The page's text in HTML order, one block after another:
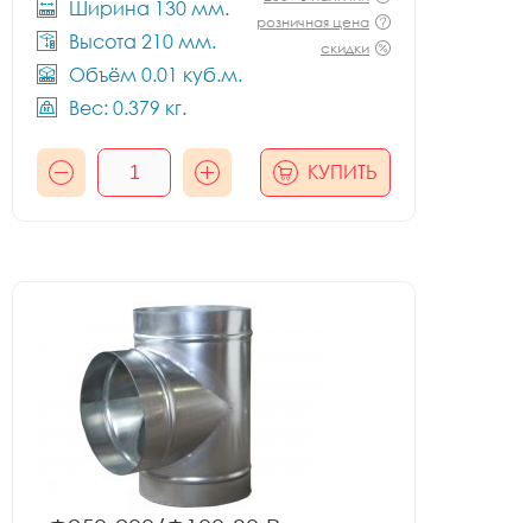
Ширина 130 мм.
Высота 210 мм.
Объём 0.01 куб.м.
Вес: 0.379 кг.
розничная цена
скидки
КУПИТЬ